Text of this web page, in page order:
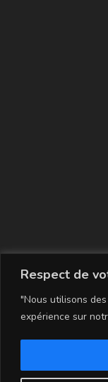
Respect de
"Nous utilisons
expérience sur
La carte
Conditions